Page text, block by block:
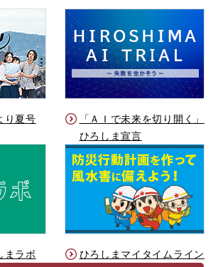
り夏号
「ＡＩで未来を切り開く」
ひろしま宣言
まラボ ひろしまマイタイムライン